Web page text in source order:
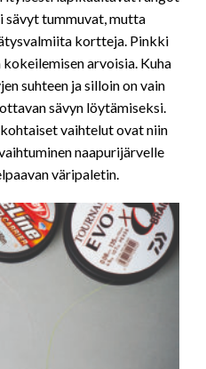
sävyt tummuvat, mutta
kortteja. Pinkki
arvoisia. Kuha
suhteen ja silloin on vain
sävyn löytämiseksi.
vaihtelut ovat niin
naapurijärvelle
väripaletin.